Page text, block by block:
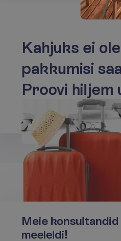
Kahjuks ei ole
pakkumisi sa
Proovi hiljem
Meie
meeleldi!